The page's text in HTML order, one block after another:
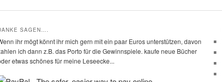
SAGEN….
ihr mögt könnt ihr mich gern mit ein paar Euros unterstützen, davon
ich dann z.B. das Porto für die Gewinnspiele. kaufe neue Bücher
etwas schönes für meine Leseecke...